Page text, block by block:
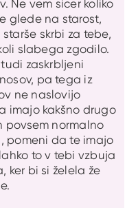
Ne vem sicer koliko
glede na starost,
skrbi za tebe,
slabega zgodilo.
zaskrbljeni
pa tega iz
ne naslovijo
imajo kakšno drugo
povsem normalno
pomeni da te imajo
to v tebi vzbuja
ker bi si želela že